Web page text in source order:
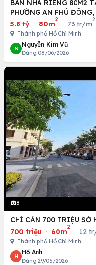
BÁN NHÀ RIÊNG 80M2
PHƯỜNG AN PHÚ ĐÔNG,
5.8 tỷ · 80m
2
· 73 tr/m
2
Thành phố Hồ Chí Minh
N
Nguyễn Kim Vũ
Đăng 08/06/2026
8
CHỈ CẦN 700 TRIỆU SỞ
700 triệu · 60m
2
· 12
Thành phố Hồ Chí Minh
H
Hồ Anh
Đăng 29/05/2026